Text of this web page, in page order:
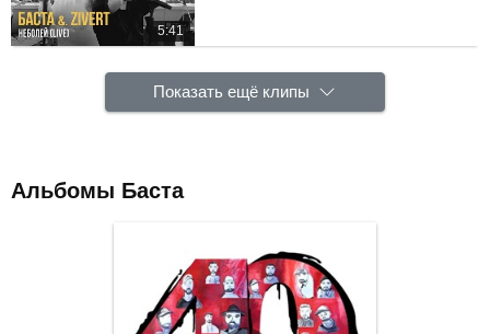
5:41
Показать ещё клипы
Альбомы Баста